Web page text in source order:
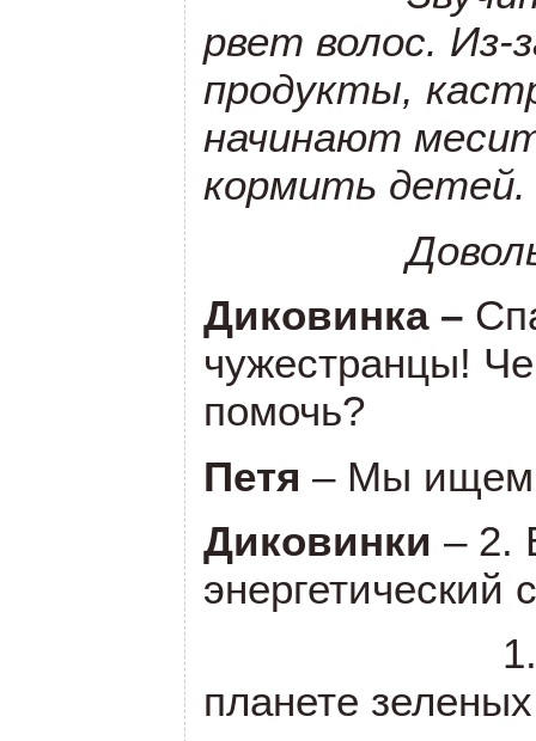
рвет волос. Из-
продукты,
начинают
кормить детей.
Диковинка –
чужестранцы!
помочь?
Петя – Мы ищем
Диковинки – 2.
энергетический
планете